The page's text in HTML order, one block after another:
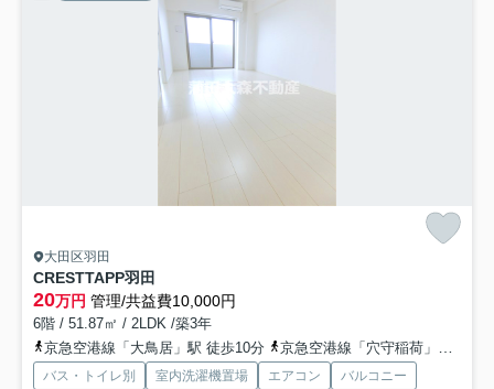
大田区羽田
CRESTTAPP羽田
20万円 管理/共益費10,000円
6階 / 51.87㎡ / 2LDK /築3年
京急空港線「大鳥居」駅 徒歩10分
京急空港線「穴守稲荷」駅 徒歩7分
バス・トイレ別 室内洗濯機置場 エアコン
バルコニー